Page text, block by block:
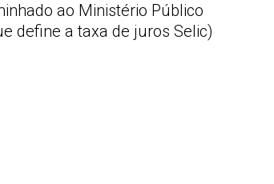
ao Ministério Público
define a taxa de juros Selic)